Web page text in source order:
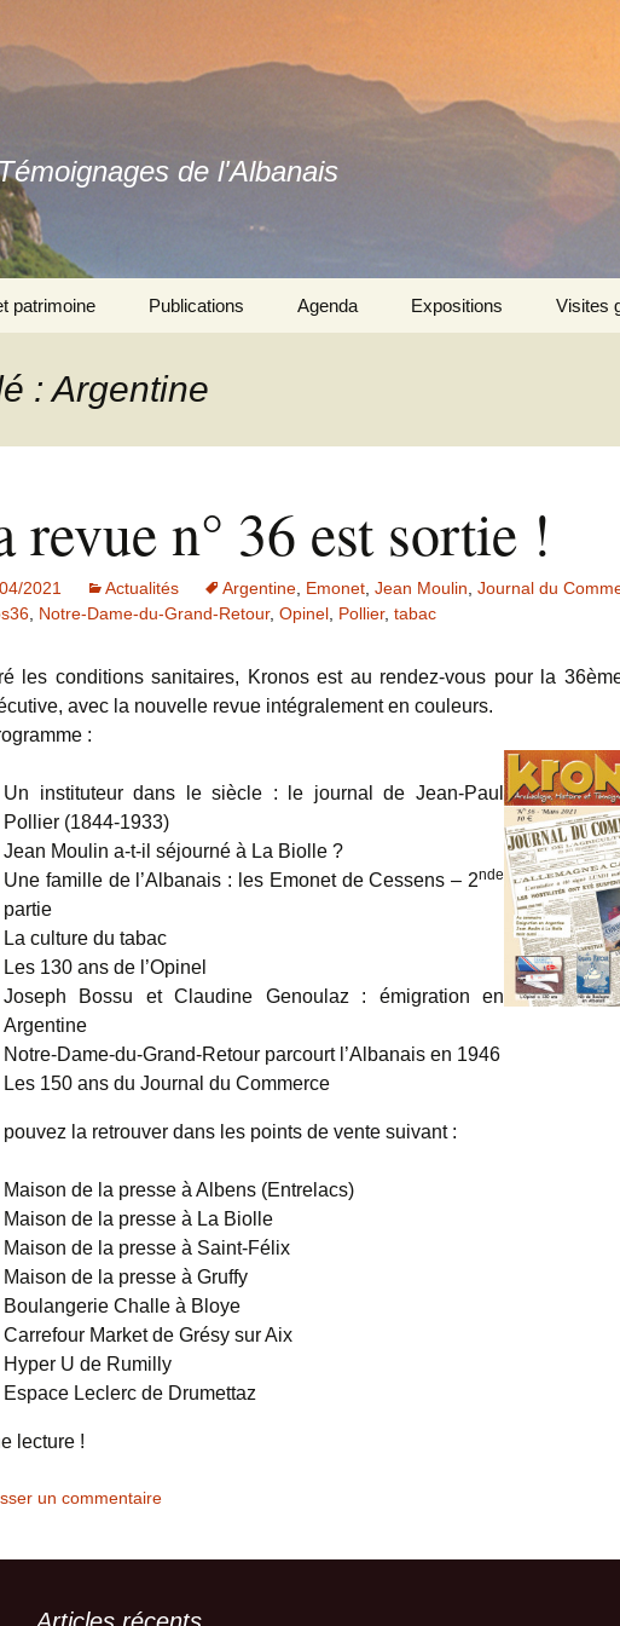
de l'Albanais
patrimoine Publications Agenda Expositions Visites
: Argentine
revue n° 36 est sortie !
2021 Actualités Argentine Emonet Jean Moulin Journal du
Notre-Dame-du-Grand-Retour, Opinel Pollier, tabac
les conditions sanitaires, Kronos est au rendez-vous pour la
avec la nouvelle revue intégralement en couleurs.
:
Un instituteur dans le siècle : le journal de Jean-Paul
Pollier (1844-1933)
Jean Moulin a-t-il séjourné à La Biolle ?
Une famille de l’Albanais : les Emonet de Cessens – 2nde
partie
La culture du tabac
Les 130 ans de l’Opinel
Joseph Bossu et Claudine Genoulaz : émigration en
Argentine
Notre-Dame-du-Grand-Retour parcourt l’Albanais en 1946
Les 150 ans du Journal du Commerce
pouvez la retrouver dans les points de vente suivant :
Maison de la presse à Albens (Entrelacs)
Maison de la presse à La Biolle
Maison de la presse à Saint-Félix
Maison de la presse à Gruffy
Boulangerie Challe à Bloye
Carrefour Market de Grésy sur Aix
Hyper U de Rumilly
Espace Leclerc de Drumettaz
lecture !
un commentaire